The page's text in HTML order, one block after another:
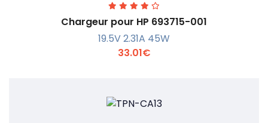
En savoir +
Chargeur pour HP 693715-001
19.5V 2.31A 45W
33.01€